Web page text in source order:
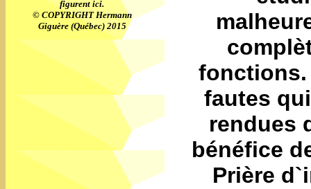
figurent ici.
© COPYRIGHT Hermann
Giguère (Québec) 2015
fonctions.
fautes
rendues
bénéfice
Prière